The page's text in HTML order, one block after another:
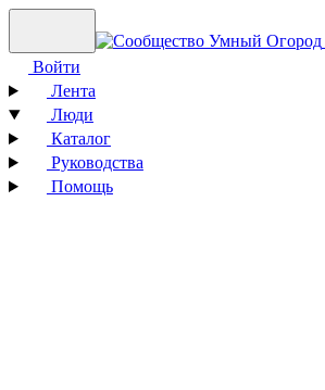
Войти
Лента
Люди
Каталог
Руководства
Помощь